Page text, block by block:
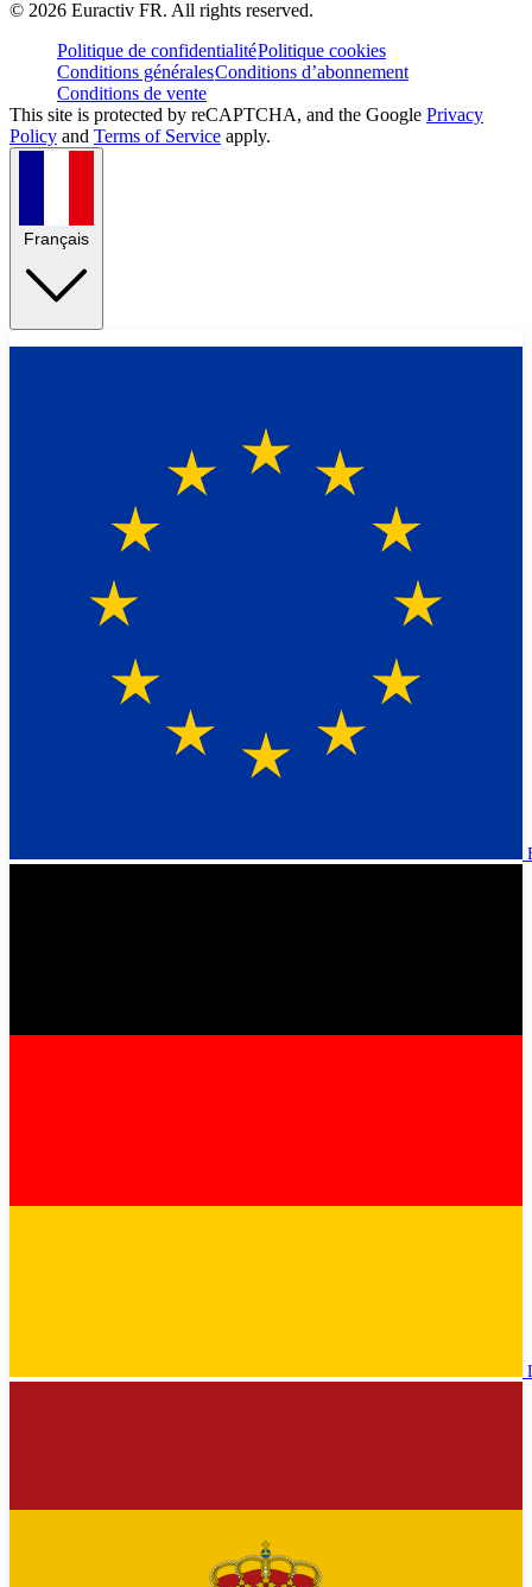
© 2026 Euractiv FR. All rights reserved.
Politique de confidentialitéPolitique cookies
Conditions généralesConditions d’abonnement
Conditions de vente
This site is protected by reCAPTCHA, and the Google Privacy
Policy and Terms of Service apply.
Français